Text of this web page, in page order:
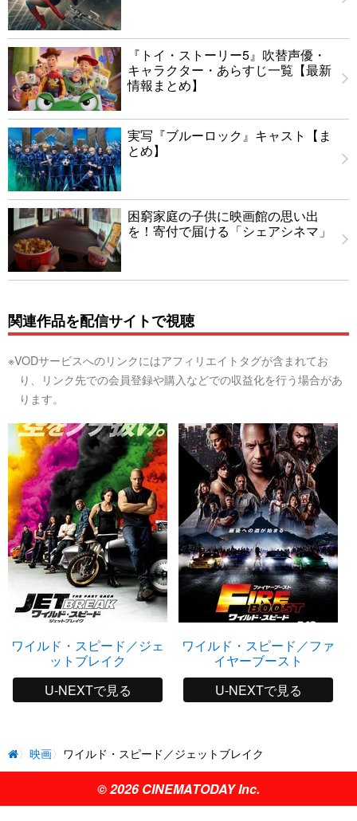
『トイ・ストーリー5』吹替声優・
キャラクター・あらすじ一覧【最新
情報まとめ】
実写『ブルーロック』キャスト【ま
とめ】
困窮家庭の子供に映画館の思い出
を！寄付で届ける「シェアシネマ」
関連作品を配信サイトで視聴
※VODサービスへのリンクにはアフィリエイトタグが含まれてお
り、リンク先での会員登録や購入などでの収益化を行う場合があ
ります。
ワイルド・スピード／ジェ
ットブレイク
U-NEXTで見る
ワイルド・スピード／ファ
イヤーブースト
U-NEXTで見る
映画 ワイルド・スピード／ジェットブレイク
© 2026 CINEMATODAY Inc.